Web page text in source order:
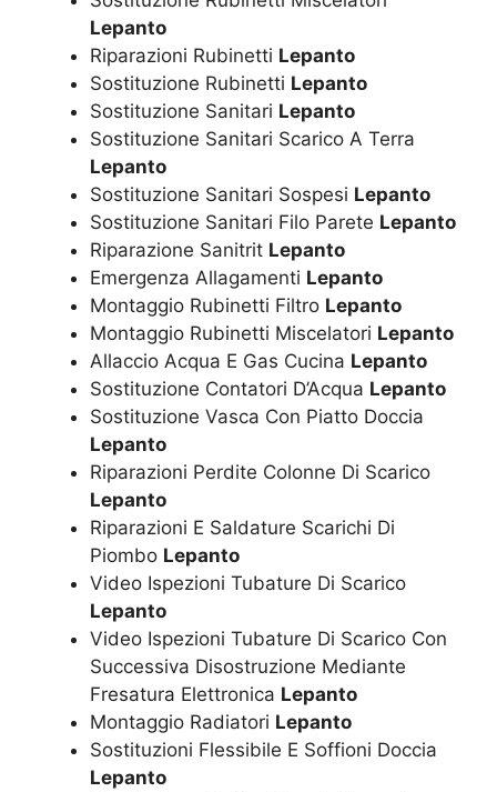
Lepanto
Riparazioni Rubinetti Lepanto
Sostituzione Rubinetti Lepanto
Sostituzione Sanitari Lepanto
Sostituzione Sanitari Scarico A Terra
Lepanto
Sostituzione Sanitari Sospesi Lepanto
Sostituzione Sanitari Filo Parete Lepanto
Riparazione Sanitrit Lepanto
Emergenza Allagamenti Lepanto
Montaggio Rubinetti Filtro Lepanto
Montaggio Rubinetti Miscelatori Lepanto
Allaccio Acqua E Gas Cucina Lepanto
Sostituzione Contatori D’Acqua Lepanto
Sostituzione Vasca Con Piatto Doccia
Lepanto
Riparazioni Perdite Colonne Di Scarico
Lepanto
Riparazioni E Saldature Scarichi Di
Piombo Lepanto
Video Ispezioni Tubature Di Scarico
Lepanto
Video Ispezioni Tubature Di Scarico Con
Successiva Disostruzione Mediante
Fresatura Elettronica Lepanto
Montaggio Radiatori Lepanto
Sostituzioni Flessibile E Soffioni Doccia
Lepanto